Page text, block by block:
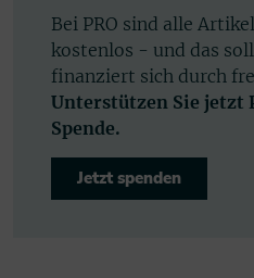
Bei PRO sind alle
kostenlos - und das
finanziert sich durch
Unterstützen Sie jetzt
Spende.
Jetzt spenden